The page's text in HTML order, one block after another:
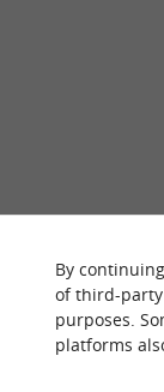
By
of third-
purposes.
platforms